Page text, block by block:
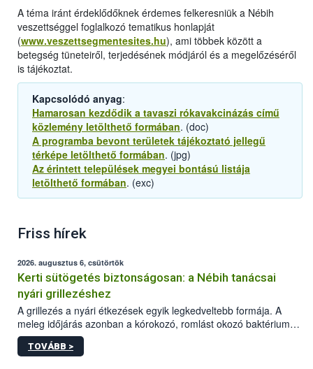
A téma iránt érdeklődőknek érdemes felkeresniük a Nébih
veszettséggel foglalkozó tematikus honlapját
(www.veszettsegmentesites.hu), ami többek között a
betegség tüneteiről, terjedésének módjáról és a megelőzéséről
is tájékoztat.
Kapcsolódó anyag:
Hamarosan kezdődik a tavaszi rókavakcinázás című
közlemény letölthető formában. (doc)
A programba bevont területek tájékoztató jellegű
térképe letölthető formában. (jpg)
Az érintett települések megyei bontású listája
letölthető formában. (exc)
Friss hírek
2026. augusztus 6, csütörtök
Kerti sütögetés biztonságosan: a Nébih tanácsai
nyári grillezéshez
A grillezés a nyári étkezések egyik legkedveltebb formája. A
meleg időjárás azonban a kórokozó, romlást okozó baktériumok
gyorsabb szaporodásának is kedvez. A szabadtéri sütögetés
ezért nem csupán a megfelelő sütési technikáról szól: legalább
TOVÁBB >